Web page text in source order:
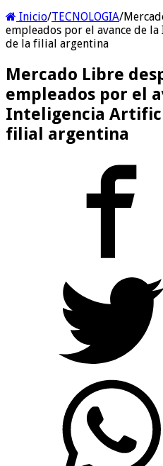
Inicio/TECNOLOGIA/
empleados por el avance de
de la filial argentina
Mercado Libre
empleados por el
Inteligencia
filial argentina